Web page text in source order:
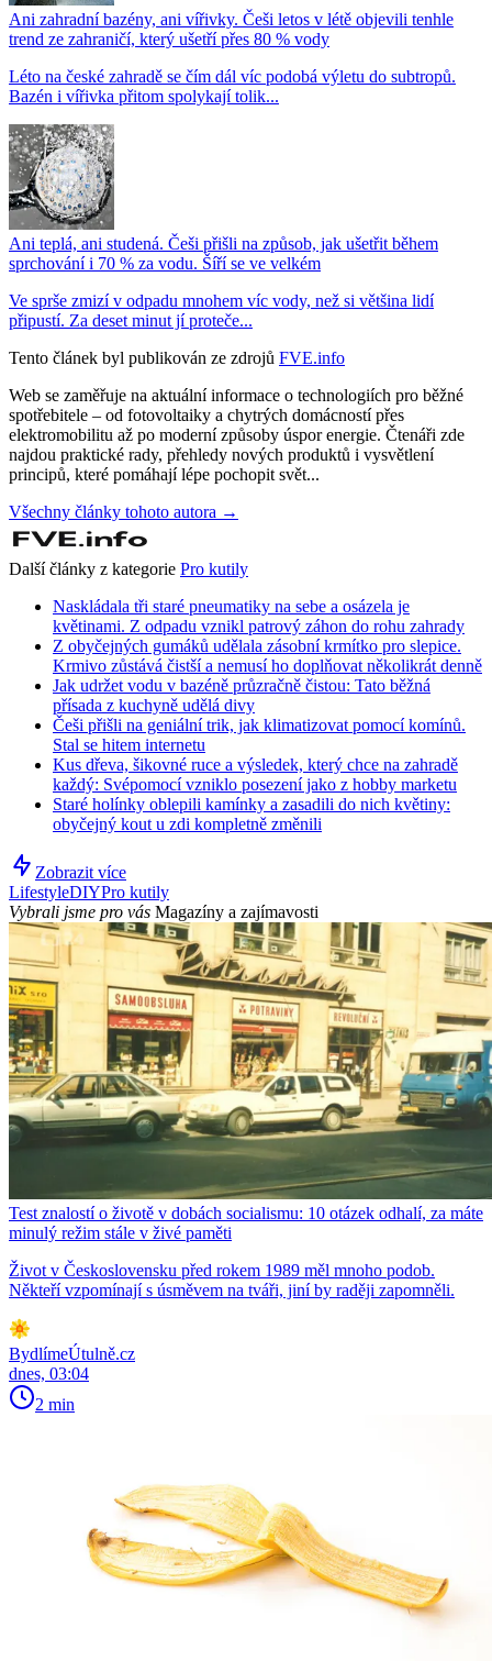
Ani zahradní bazény, ani vířivky. Češi letos v létě objevili tenhle
trend ze zahraničí, který ušetří přes 80 % vody
Léto na české zahradě se čím dál víc podobá výletu do subtropů.
Bazén i vířivka přitom spolykají tolik...
Ani teplá, ani studená. Češi přišli na způsob, jak ušetřit během
sprchování i 70 % za vodu. Šíří se ve velkém
Ve sprše zmizí v odpadu mnohem víc vody, než si většina lidí
připustí. Za deset minut jí proteče...
Tento článek byl publikován ze zdrojů FVE.info
Web se zaměřuje na aktuální informace o technologiích pro běžné
spotřebitele – od fotovoltaiky a chytrých domácností přes
elektromobilitu až po moderní způsoby úspor energie. Čtenáři zde
najdou praktické rady, přehledy nových produktů i vysvětlení
principů, které pomáhají lépe pochopit svět...
Všechny články tohoto autora →
Další články z kategorie Pro kutily
Naskládala tři staré pneumatiky na sebe a osázela je
květinami. Z odpadu vznikl patrový záhon do rohu zahrady
Z obyčejných gumáků udělala zásobní krmítko pro slepice.
Krmivo zůstává čistší a nemusí ho doplňovat několikrát denně
Jak udržet vodu v bazéně průzračně čistou: Tato běžná
přísada z kuchyně udělá divy
Češi přišli na geniální trik, jak klimatizovat pomocí komínů.
Stal se hitem internetu
Kus dřeva, šikovné ruce a výsledek, který chce na zahradě
každý: Svépomocí vzniklo posezení jako z hobby marketu
Staré holínky oblepili kamínky a zasadili do nich květiny:
obyčejný kout u zdi kompletně změnili
Zobrazit více
LifestyleDIYPro kutily
Vybrali jsme pro vás Magazíny a zajímavosti
Test znalostí o životě v dobách socialismu: 10 otázek odhalí, za máte
minulý režim stále v živé paměti
Život v Československu před rokem 1989 měl mnoho podob.
Někteří vzpomínají s úsměvem na tváři, jiní by raději zapomněli.
BydlímeÚtulně.cz
dnes, 03:04
2 min